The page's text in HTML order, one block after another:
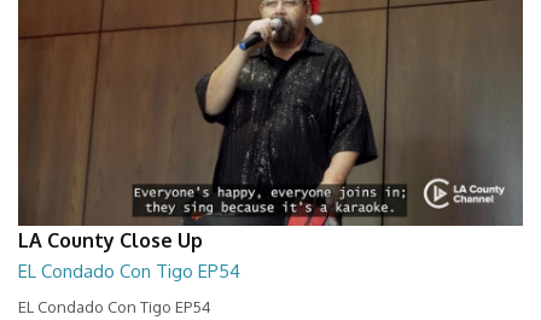
LA County Close Up
EL Condado Con Tigo EP54
EL Condado Con Tigo EP54